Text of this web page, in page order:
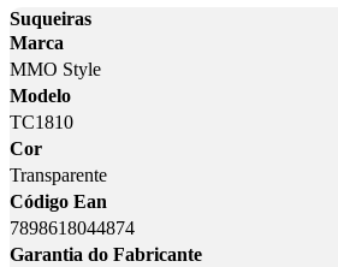
Suqueiras
Marca
MMO Style
Modelo
TC1810
Cor
Transparente
Código Ean
7898618044874
Garantia do Fabricante